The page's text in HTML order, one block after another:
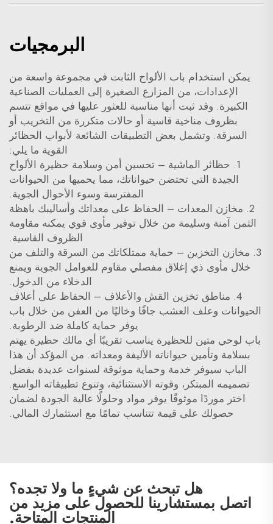
البرمجيات
يمكن استخدام باب الألواح الثابت في مجموعة واسعة من
الإعدادات، من المزارع الصغيرة إلى العمليات الصناعية
الكبيرة. وقد ثبت أنها مناسبة للعثور عليها في مواقع تتسم
بظروف مناخية قاسية أو حالات متكررة من التخريب أو
السرقة. وتشمل بعض التطبيقات الشائعة لأبواب الحظائر
القوية ما يلي:
1. حظائر الماشية – تحسين أمن وسلامة حظيرة الألواح
الجيدة التي تحتضن حيواناتك، مما يحميها من الحيوانات
المفترسة وسوء الأحوال الجوية.
2. مخازن المعدات – الحفاظ على معداتك وأساليبك باهظة
الثمن آمنة وسليمة من خلال توفير مأوى قوي يمكنه مقاومة
الظروف القاسية.
3. مخازن التخزين – حماية ممتلكاتك من السرقة والتلف من
خلال مأوى ذي إغلاق مفصلي مقاوم للعوامل الجوية ويمنع
الدخلاء من الدخول.
4. مناطق تخزين القش والأعلاف – الحفاظ على أعلاف
الحيوانات وعلف العشب جافًا وخاليًا من العفن من خلال باب
يوفر حماية كاملة ضد الرطوبة.
باب لوحي متين للحظيرة يناسب تقريبًا أي مالك حظيرة يهتم
بسلامة وتأمين حيواناته الأليفة ومعداته. من المؤكد أن هذا
الباب سيوفر خدمة وحماية موثوقة لسنوات عديدة بفضل
تصميمه المبتكر، وقوته الاستثنائية، وتنوع تطبيقاته الواسع.
اختر موردًا موثوقًا يوفر مواد وحلولًا عالية الجودة لضمان
حصولك على قيمة تتناسب تمامًا مع استثمارك المالي.
هل تبحث عن شيءٍ ما ولا تجده؟
اتصل بمستشارينا للحصول على مزيد من
المنتجات المتاحة.